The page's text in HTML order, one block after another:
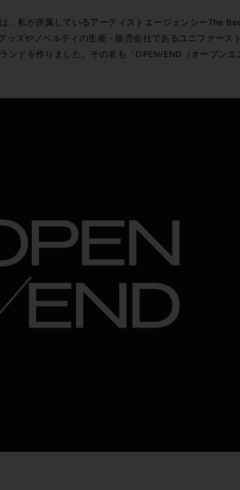
、私が所属しているアーティストエージェンシーThe
ッズやノベルティの生産・販売会社であるユニファース
ンドを作りました。その名も「OPEN/END（オープンエ